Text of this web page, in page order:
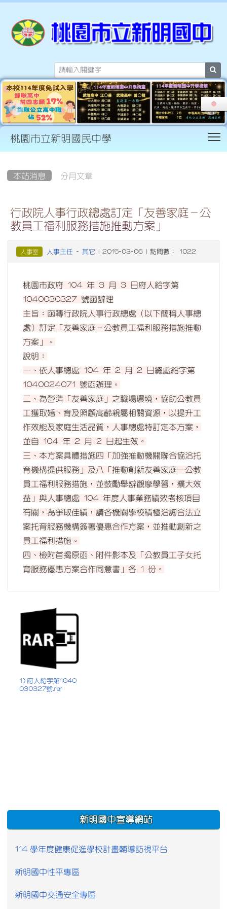
桃園市立新明國民中學
本站消息 分月文章
行政院人事行政總處訂定「友善家庭－公
教員工福利服務措施推動方案」
人事室 人事主任 - 其它 | 2015-03-06 | 點閱數： 1022
桃園市政府 104 年 3 月 3 日府人給字第
1040030327 號函辦理
主旨：函轉行政院人事行政總處（以下簡稱人事總
處）訂定「友善家庭－公教員工福利服務措施推動
方案」。
說明：
一、依人事總處 104 年 2 月 2 日總處給字第
1040024071 號函辦理。
二、為營造「友善家庭」之職場環境，協助公教員
工獲取婚、育及照顧高齡親屬相關資源，以提升工
作效能及家庭生活品質，人事總處特訂定本方案，
並自 104 年 2 月 2 日起生效。
三、本方案具體措施四「加強推動機關聯合協洽托
育機構提供服務」及八「推動創新友善家庭─公教
員工福利服務措施，並鼓勵舉辦觀摩學習，擴大效
益」與人事總處 104 年度人事業務績效考核項目
有關，為爭取佳績，請各機關學校積極洽詢合法立
案托育服務機構簽署優惠合作方案，並推動創新之
員工福利措施。
四、檢附首揭原函、附件影本及「公教員工子女托
育服務優惠方案合作同意書」各 1 份。
1) 府人給字第1040
030327號.rar
:::
新明國中宣導網站
114 學年度健康促進學校計畫輔導訪視平台
新明國中性平專區
新明國中交通安全專區